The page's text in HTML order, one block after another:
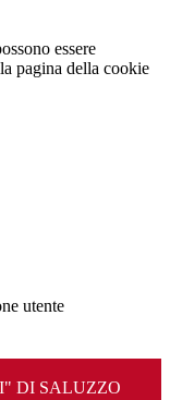
essere
pagina della cookie
utente
DI SALUZZO